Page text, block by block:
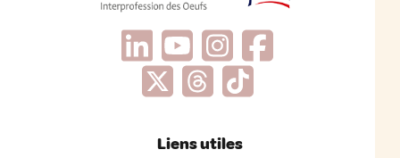
Liens utiles